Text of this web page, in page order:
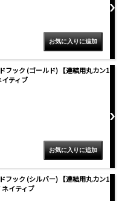
フック (ゴールド) 【連結用丸カン1
ティブ
フック (シルバー) 【連結用丸カン1
イティブ